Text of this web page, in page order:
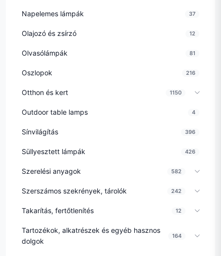
Napelemes lámpák 37
Olajozó és zsírzó 12
Olvasólámpák 81
Oszlopok 216
Otthon és kert 1150
Outdoor table lamps 4
Sínvilágítás 396
Süllyesztett lámpák 426
Szerelési anyagok 582
Szerszámos szekrények, tárolók 242
Takarítás, fertőtlenítés 12
Tartozékok, alkatrészek és egyéb hasznos
dolgok
164